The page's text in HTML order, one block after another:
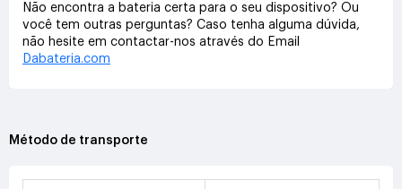
Não encontra a bateria certa para o seu dispositivo? Ou
você tem outras perguntas? Caso tenha alguma dúvida,
não hesite em contactar-nos através do Email
Dabateria.com
Método de transporte